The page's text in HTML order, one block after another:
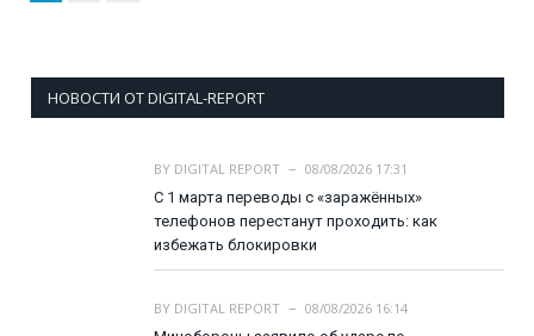
НОВОСТИ ОТ DIGITAL-REPORT
BY DIGITAL REPORT
08/08/2026 17:31
С 1 марта переводы с «заражённых»
телефонов перестанут проходить: как
избежать блокировки
BY DIGITAL REPORT
08/08/2026 16:14